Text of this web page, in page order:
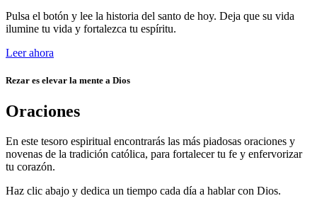
Pulsa el botón y lee la historia del santo de hoy. Deja que su vida
ilumine tu vida y fortalezca tu espíritu.
Leer ahora
Rezar es elevar la mente a Dios
Oraciones
En este tesoro espiritual encontrarás las más piadosas oraciones y
novenas de la tradición católica, para fortalecer tu fe y enfervorizar
tu corazón.
Haz clic abajo y dedica un tiempo cada día a hablar con Dios.